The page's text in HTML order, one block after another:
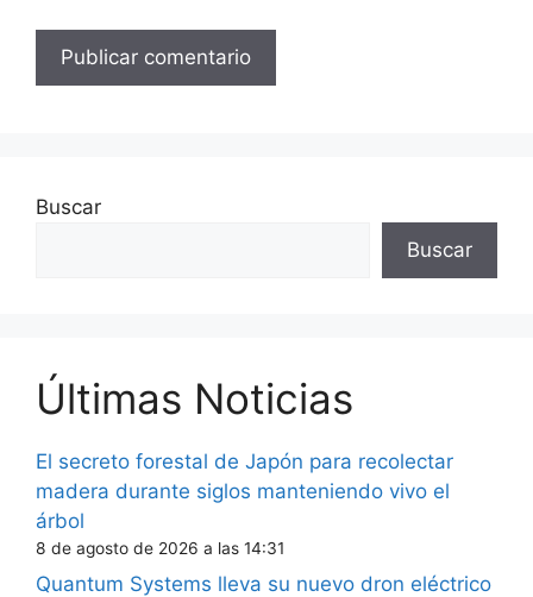
Buscar
Buscar
Últimas Noticias
El secreto forestal de Japón para recolectar
madera durante siglos manteniendo vivo el
árbol
8 de agosto de 2026 a las 14:31
Quantum Systems lleva su nuevo dron eléctrico